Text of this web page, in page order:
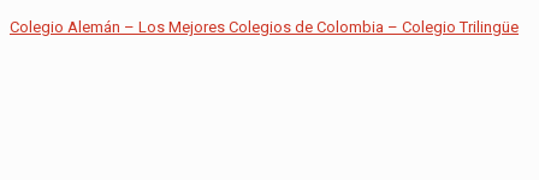
Colegio Alemán – Los Mejores Colegios de Colombia – Colegio Trilingüe